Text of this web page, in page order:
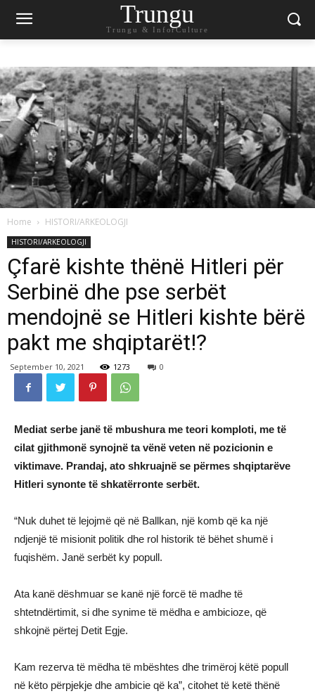
Trungu
Trungu & InforCulture
Home HISTORI/ARKEOLOGJI
HISTORI/ARKEOLOGJI
Çfarë kishte thënë Hitleri për
Serbinë dhe pse serbët
mendojnë se Hitleri kishte bërë
pakt me shqiptarët!?
September 10, 2021 1273 0
Mediat serbe janë të mbushura me teori komploti, me të
cilat gjithmonë synojnë ta vënë veten në pozicionin e
viktimave. Prandaj, ato shkruajnë se përmes shqiptarëve
Hitleri synonte të shkatërronte serbët.
“Nuk duhet të lejojmë që në Ballkan, një komb që ka një
ndjenjë të misionit politik dhe rol historik të bëhet shumë i
fuqishëm. Janë serbët ky popull.
Ata kanë dëshmuar se kanë një forcë të madhe të
shtetndërtimit, si dhe synime të mëdha e ambicioze, që
shkojnë përtej Detit Egje.
Kam rezerva të mëdha të mbështes dhe trimëroj këtë popull
në këto përpjekje dhe ambicie që ka”, citohet të ketë thënë